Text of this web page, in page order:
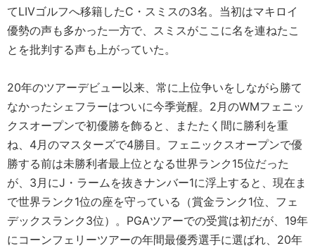
てLIVゴルフへ移籍したC・スミスの3名。当初はマキロイ
優勢の声も多かった一方で、スミスがここに名を連ねたこ
とを批判する声も上がっていた。
20年のツアーデビュー以来、常に上位争いをしながら勝て
なかったシェフラーはついに今季覚醒。2月のWMフェニッ
クスオープンで初優勝を飾ると、またたく間に勝利を重
ね、4月のマスターズで4勝目。フェニックスオープンで優
勝する前は未勝利者最上位となる世界ランク15位だった
が、3月にJ・ラームを抜きナンバー1に浮上すると、現在ま
で世界ランク1位の座を守っている（賞金ランク1位、フェ
デックスランク3位）。PGAツアーでの受賞は初だが、19年
にコーンフェリーツアーの年間最優秀選手に選ばれ、20年